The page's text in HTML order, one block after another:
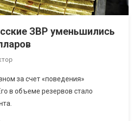
ЗВР уменьшились
за счет «поведения»
в объеме резервов стало